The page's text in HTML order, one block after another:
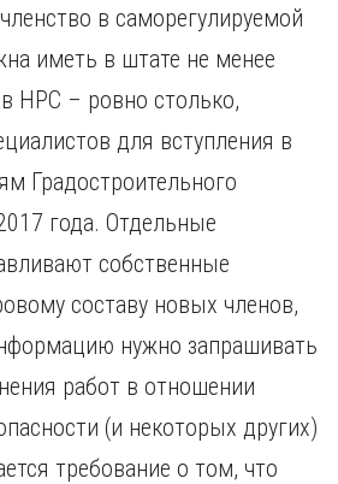
Я
Ярославль
в саморегулируемой
иметь в штате не менее
НРС – ровно столько,
для вступления в
Градостроительного
года. Отдельные
собственные
составу новых членов,
нужно запрашивать
работ в отношении
(и некоторых других)
требование о том, что